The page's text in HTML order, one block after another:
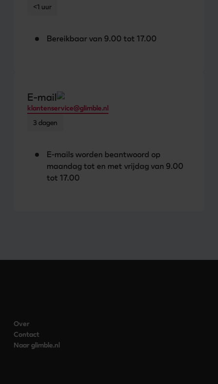
<1 uur
Bereikbaar van 9.00 tot 17.00
E-mail
klantenservice@glimble.nl
3 dagen
E-mails worden beantwoord op
maandag tot en met vrijdag van 9.00
tot 17.00
Over
Contact
Naar glimble.nl